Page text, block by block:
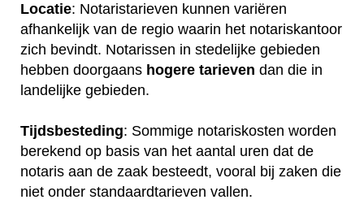
Locatie: Notaristarieven kunnen variëren
afhankelijk van de regio waarin het notariskantoor
zich bevindt. Notarissen in stedelijke gebieden
hebben doorgaans hogere tarieven dan die in
landelijke gebieden.
Tijdsbesteding: Sommige notariskosten worden
berekend op basis van het aantal uren dat de
notaris aan de zaak besteedt, vooral bij zaken die
niet onder standaardtarieven vallen.